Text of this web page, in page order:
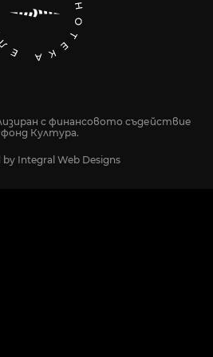
с финансовото съдействие
Култура.
by Integral Web Designs